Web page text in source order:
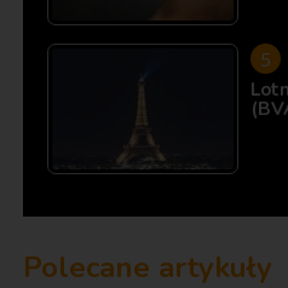
Polecane artykuły